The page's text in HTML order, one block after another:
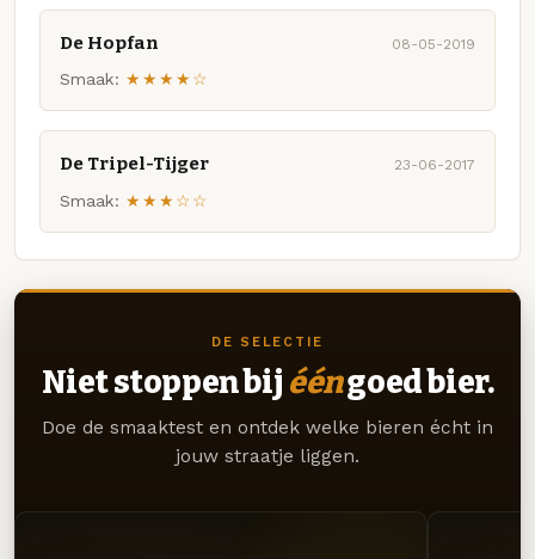
De Hopfan 08-05-2019
Smaak: ★★★★☆
De Tripel-Tijger 23-06-2017
Smaak: ★★★☆☆
DE SELECTIE
Niet stoppen bij ééngoed bier.
Doe de smaaktest en ontdek welke bieren écht in
jouw straatje liggen.